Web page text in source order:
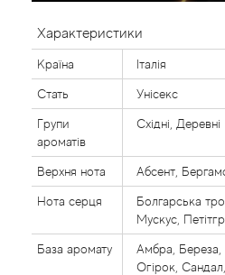
Характеристики
Країна Італія
Стать Унісекс
Групи
ароматів
Східні, Деревні
Верхня нота Абсент,
Нота серця
Болгарська
Мускус,
База аромату
Амбра, Береза,
Огірок, Сандал,